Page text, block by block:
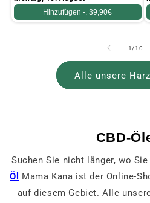
Hinzufügen -.39,90€
1 /von
10
Alle unsere
CBD-
Suchen Sie nicht länger, wo
Öl
Mama Kana ist der Online-
auf diesem Gebiet. Alle